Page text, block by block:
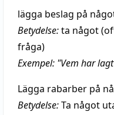
lägga beslag på
Betydelse:ta något
fråga)
Exempel: "Vem har
Lägga rabarber på
Betydelse:Ta något